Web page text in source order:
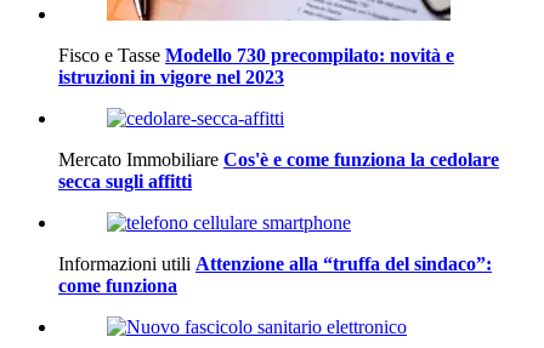
Fisco e Tasse Modello 730 precompilato: novità e
istruzioni in vigore nel 2023
Mercato Immobiliare Cos'è e come funziona la cedolare
secca sugli affitti
Informazioni utili Attenzione alla “truffa del sindaco”:
come funziona